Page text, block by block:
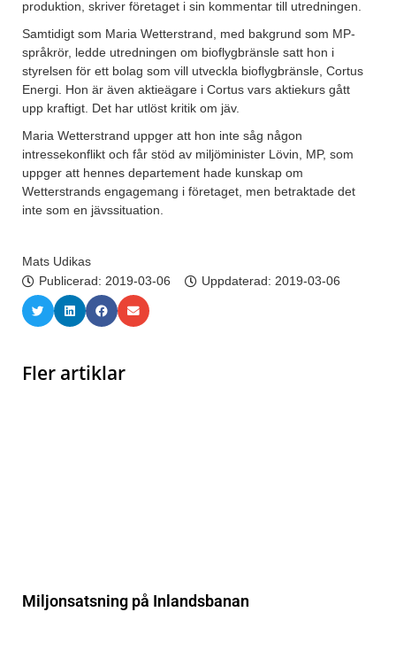
produktion, skriver företaget i sin kommentar till utredningen.
Samtidigt som Maria Wetterstrand, med bakgrund som MP-
språkrör, ledde utredningen om bioflygbränsle satt hon i
styrelsen för ett bolag som vill utveckla bioflygbränsle, Cortus
Energi. Hon är även aktieägare i Cortus vars aktiekurs gått
upp kraftigt. Det har utlöst kritik om jäv.
Maria Wetterstrand uppger att hon inte såg någon
intressekonflikt och får stöd av miljöminister Lövin, MP, som
uppger att hennes departement hade kunskap om
Wetterstrands engagemang i företaget, men betraktade det
inte som en jävssituation.
Mats Udikas
Publicerad: 2019-03-06 Uppdaterad: 2019-03-06
Fler artiklar
Miljonsatsning på Inlandsbanan